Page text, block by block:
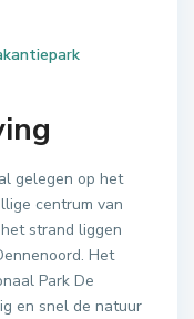
gelegen op het
centrum van
strand liggen
Het
Park De
en snel de natuur